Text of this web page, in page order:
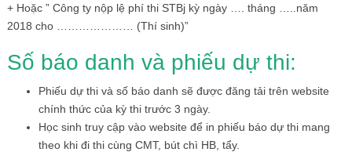
+ Hoặc ” Công ty nộp lệ phí thi STBj kỳ ngày …. tháng …..năm
2018 cho ………………… (Thí sinh)”
Số báo danh và phiếu dự thi:
Phiếu dự thi và số báo danh sẽ được đăng tải trên website
chính thức của kỳ thi trước 3 ngày.
Học sinh truy cập vào website để in phiếu báo dự thi mang
theo khi đi thi cùng CMT, bút chì HB, tẩy.